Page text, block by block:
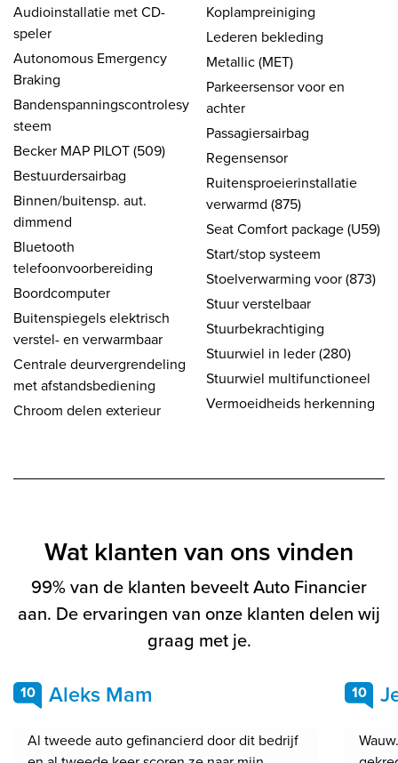
Audioinstallatie met CD-
speler
Autonomous Emergency
Braking
Bandenspanningscontrolesy
steem
Becker MAP PILOT (509)
Bestuurdersairbag
Binnen/buitensp. aut.
dimmend
Bluetooth
telefoonvoorbereiding
Boordcomputer
Buitenspiegels elektrisch
verstel- en verwarmbaar
Centrale deurvergrendeling
met afstandsbediening
Chroom delen exterieur
Koplampreiniging
Lederen bekleding
Metallic (MET)
Parkeersensor voor en
achter
Passagiersairbag
Regensensor
Ruitensproeierinstallatie
verwarmd (875)
Seat Comfort package (U59)
Start/stop systeem
Stoelverwarming voor (873)
Stuur verstelbaar
Stuurbekrachtiging
Stuurwiel in leder (280)
Stuurwiel multifunctioneel
Vermoeidheids herkenning
Wat klanten van ons vinden
99% van de klanten beveelt Auto Financier
aan. De ervaringen van onze klanten delen wij
graag met je.
10 Aleks Mam
Al tweede auto gefinancierd door dit bedrijf
10